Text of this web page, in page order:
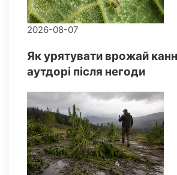
2026-08-07
Як урятувати врожай
аутдорі після негоди